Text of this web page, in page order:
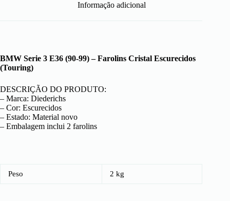
Informação adicional
BMW Serie 3 E36 (90-99) – Farolins Cristal Escurecidos
(Touring)
DESCRIÇÃO DO PRODUTO:
– Marca: Diederichs
– Cor: Escurecidos
– Estado: Material novo
– Embalagem inclui 2 farolins
Peso 2 kg